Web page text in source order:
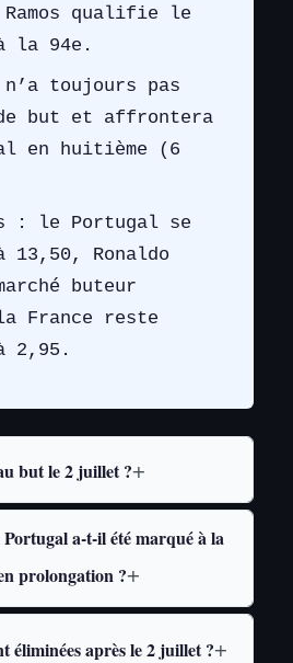
qualifie le
la 94e.
n’a toujours pas
but et affrontera
en huitième (6
: le Portugal se
13,50, Ronaldo
buteur
France reste
2,95.
but le 2 juillet ?
a-t-il été marqué à la
prolongation ?
éliminées après le 2 juillet ?